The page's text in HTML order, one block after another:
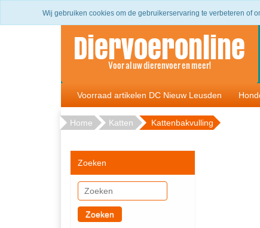
Voorraad artikelen DC Nieuw Leusden
Home Katten Kattenbakvulling
Zoeken
Zoeken
Wij gebruiken cookies om de gebruikerservaring te verbeteren of